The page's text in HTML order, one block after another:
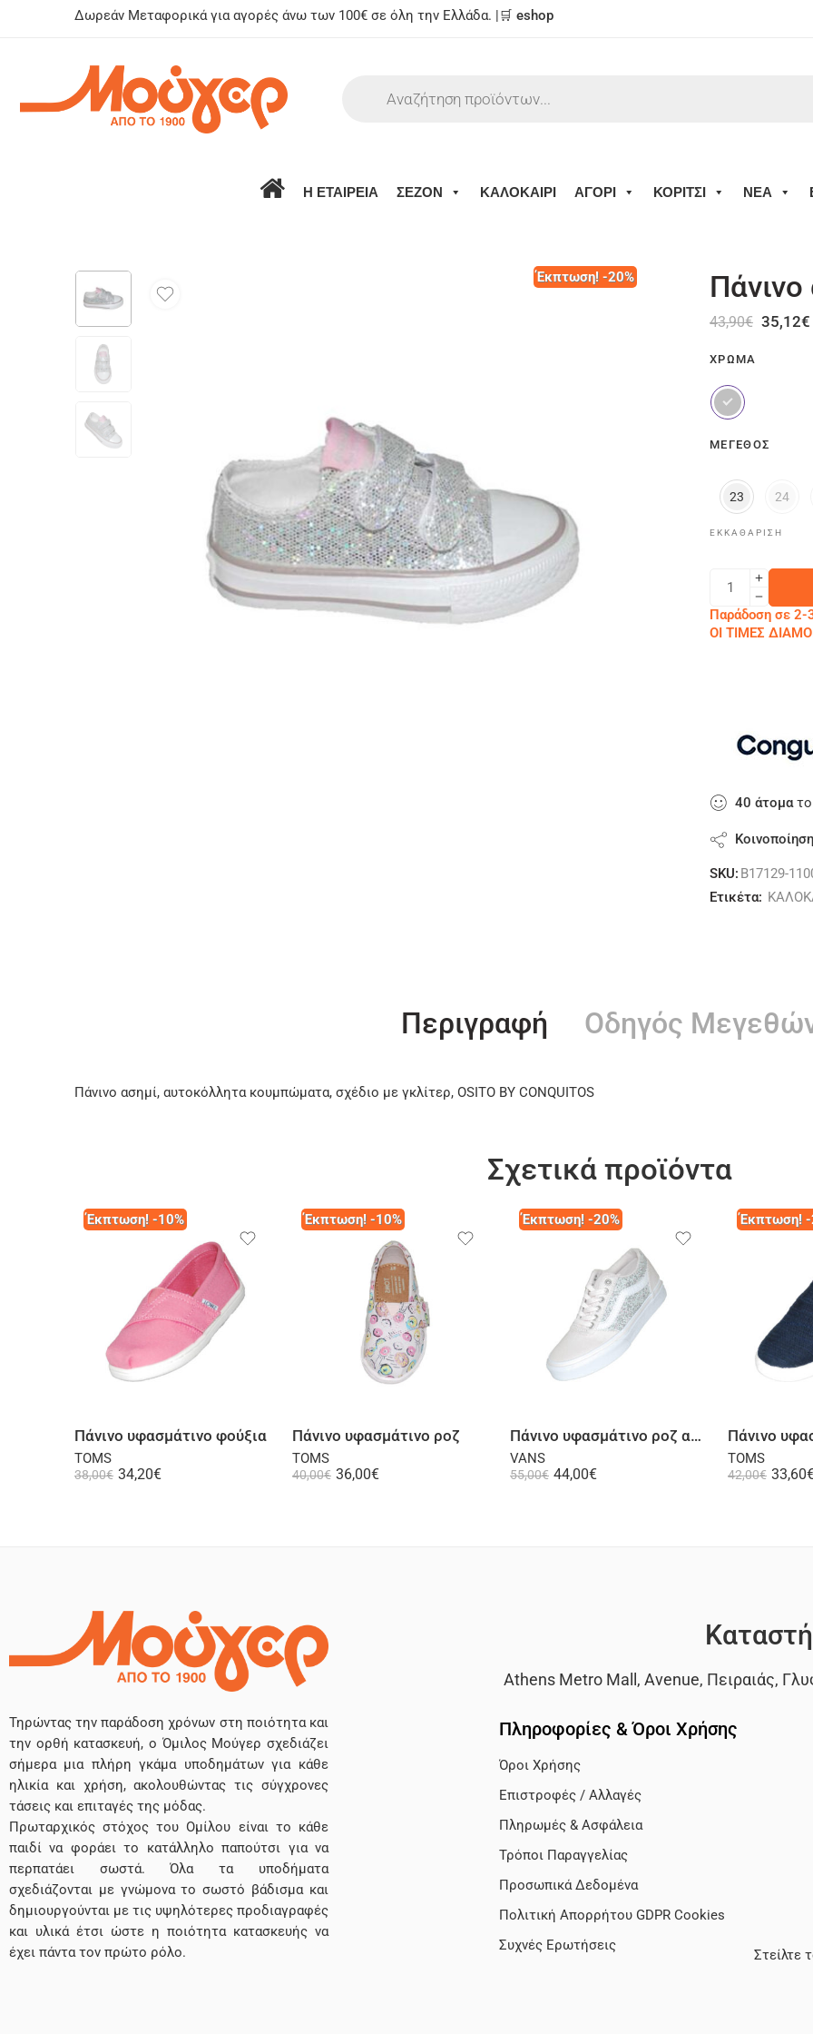
Δωρεάν Μεταφορικά για αγορές άνω των 100€ σε όλη την Ελλάδα. |🛒 eshop
Η ΕΤΑΙΡΕΙΑ ΣΕΖΟΝ ΚΑΛΟΚΑΙΡΙ ΑΓΟΡΙ ΚΟΡΙΤΣΙ ΝΕΑ
Έκπτωση! -20% Πάνινο
43,90€ 35,12€
ΧΡΏΜΑ
ΜΈΓΕΘΟΣ
23 24
ΕΚΚΑΘΆΡΙΣΗ
Παράδοση σε 2-
ΟΙ ΤΙΜΕΣ
40 άτοματο
Κοινοποίηση
SKU: B17129-
Ετικέτα:
Περιγραφή Οδηγός
Πάνινο ασημί, αυτοκόλλητα κουμπώματα, σχέδιο με γκλίτερ, OSITO BY CONQUITOS
Σχετικά προϊόντα
Έκπτωση! -10%
Πάνινο υφασμάτινο φούξια
TOMS
38,00€ 34,20€
Έκπτωση! -10%
Επιλογή
Πάνινο υφασμάτινο ροζ
TOMS
40,00€ 36,00€
Έκπτωση! -20%
Πάνινο υφασμάτινο ροζ ασημί
VANS
55,00€ 44,00€
Έκπτωση! -
Πάνινο
TOMS
42,00€ 33,60
Τηρώντας την παράδοση χρόνων στη ποιότητα και
την ορθή κατασκευή, ο Όμιλος Μούγερ σχεδιάζει
σήμερα μια πλήρη γκάμα υποδημάτων για κάθε
ηλικία και χρήση, ακολουθώντας τις σύγχρονες
τάσεις και επιταγές της μόδας.
Πρωταρχικός στόχος του Ομίλου είναι το κάθε
παιδί να φοράει το κατάλληλο παπούτσι για να
περπατάει σωστά. Όλα τα υποδήματα
σχεδιάζονται με γνώμονα το σωστό βάδισμα και
δημιουργούνται με τις υψηλότερες προδιαγραφές
και υλικά έτσι ώστε η ποιότητα κατασκευής να
έχει πάντα τον πρώτο ρόλο.
Athens Metro Mall, Avenue, Πειραιάς,
Πληροφορίες & Όροι Χρήσης
Όροι Χρήσης
Επιστροφές / Αλλαγές
Πληρωμές & Ασφάλεια
Τρόποι Παραγγελίας
Προσωπικά Δεδομένα
Πολιτική Απορρήτου GDPR Cookies
Συχνές Ερωτήσεις
Στείλτε